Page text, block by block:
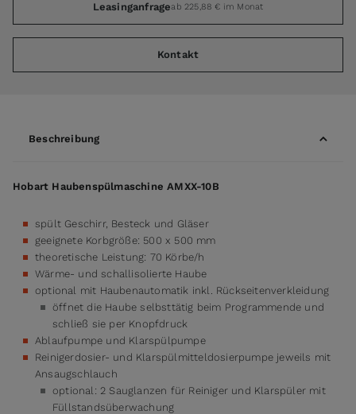
Leasinganfrageab 225,88 € im Monat
Kontakt
Beschreibung
Hobart Haubenspülmaschine AMXX-10B
spült Geschirr, Besteck und Gläser
geeignete Korbgröße: 500 x 500 mm
theoretische Leistung: 70 Körbe/h
Wärme- und schallisolierte Haube
optional mit Haubenautomatik inkl. Rückseitenverkleidung
öffnet die Haube selbsttätig beim Programmende und
schließ sie per Knopfdruck
Ablaufpumpe und Klarspülpumpe
Reinigerdosier- und Klarspülmitteldosierpumpe jeweils mit
Ansaugschlauch
optional: 2 Sauglanzen für Reiniger und Klarspüler mit
Füllstandsüberwachung